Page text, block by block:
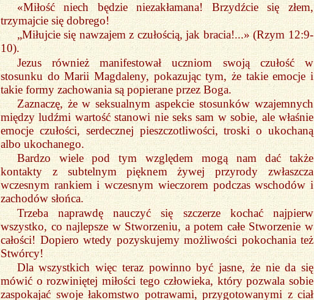
«Miłość niech będzie niezakłamana! Brzydźcie się złem,
trzymajcie się dobrego!
„Miłujcie się nawzajem z czułością, jak bracia!...» (Rzym 12:9-
10).
Jezus również manifestował uczniom swoją czułość w
stosunku do Marii Magdaleny, pokazując tym, że takie emocje i
takie formy zachowania są popierane przez Boga.
Zaznaczę, że w seksualnym aspekcie stosunków wzajemnych
między ludźmi wartość stanowi nie seks sam w sobie, ale właśnie
emocje czułości, serdecznej pieszczotliwości, troski o ukochaną
albo ukochanego.
Bardzo wiele pod tym względem mogą nam dać także
kontakty z subtelnym pięknem żywej przyrody zwłaszcza
wczesnym rankiem i wczesnym wieczorem podczas wschodów i
zachodów słońca.
Trzeba naprawdę nauczyć się szczerze kochać najpierw
wszystko, co najlepsze w Stworzeniu, a potem całe Stworzenie w
całości! Dopiero wtedy pozyskujemy możliwości pokochania też
Stwórcy!
Dla wszystkich więc teraz powinno być jasne, że nie da się
mówić o rozwiniętej miłości tego człowieka, który pozwala sobie
zaspokajać swoje łakomstwo potrawami, przygotowanymi z ciał